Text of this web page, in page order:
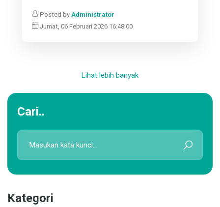
Posted by Administrator
Jumat, 06 Februari 2026 16:48:00
Lihat lebih banyak
Cari..
Kategori